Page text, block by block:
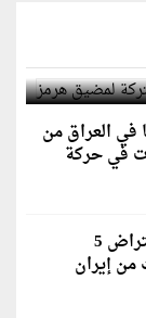
في العراق من
في حركة
الجيش الأردني يعلن اعتراض 5
من إيران